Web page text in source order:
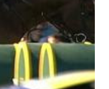
- HOUGH 4
GULLIKSEN 6
111 -MOYA 8
10 SELDANA
Triunfal... el ganador